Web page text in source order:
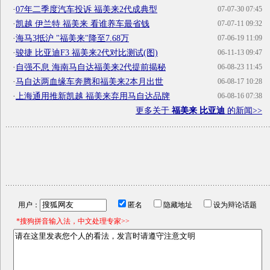
07-07-30 07:45
·07年二季度汽车投诉 福美来2代成典型
07-07-11 09:32
·凯越 伊兰特 福美来 看谁养车最省钱
07-06-19 11:09
·海马3抵沪 "福美来"降至7.68万
06-11-13 09:47
·骏捷 比亚迪F3 福美来2代对比测试(图)
06-08-23 11:45
· 自强不息 海南马自达福美来2代提前揭秘
06-08-17 10:28
·马自达两血缘车奔腾和福美来2本月出世
06-08-16 07:38
· 上海通用推新凯越 福美来弃用马自达品牌
更多关于 福美来 比亚迪 的新闻>>
用户： 匿名 隐藏地址
设为辩论话题
*搜狗拼音输入法，中文处理专家>>